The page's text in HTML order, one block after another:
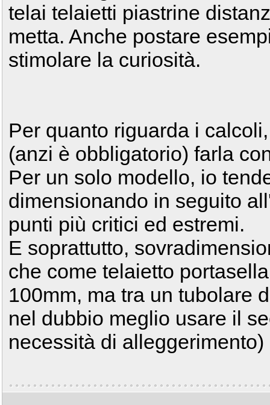
telai telaietti piastrine
metta. Anche postare
stimolare la curiosità.
Per quanto riguarda i
(anzi è obbligatorio) farla
Per un solo modello, io
dimensionando in seguito
punti più critici ed estremi.
E soprattutto,
che come telaietto
100mm, ma tra un tubolare
nel dubbio meglio usare il
necessità di alleggerimento)